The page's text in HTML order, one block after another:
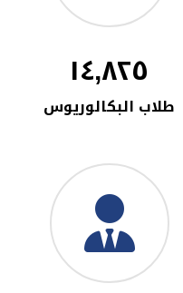
١٤,٨٢٥
طلاب البكالوريوس